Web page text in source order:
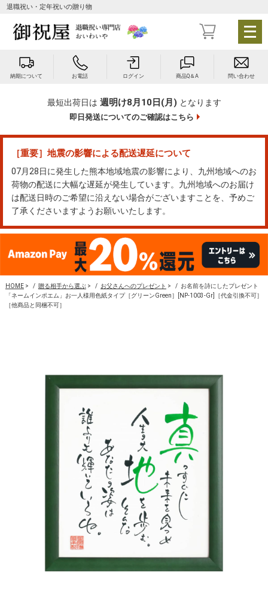
メ
ニ
ー
を
退職祝い・定年祝いの贈り物
納期について お電話 ログイン 商品Q＆A 問い合わせ
最短出荷日は 週明け8月10日(月) となります
即日発送についてのご確認はこちら
［重要］地震の影響による配送遅延について
07月28日に発生した熊本地域地震の影響により、九州地域へのお
荷物の配送に大幅な遅延が発生しています。九州地域へのお届け
は配送日時のご希望に沿えない場合がございますことを、予めご
了承くださいますようお願いいたします。
HOME> 贈る相手から選ぶ> お父さんへのプレゼント >
お名前を詩にしたプレゼント
「ネームインポエム」お一人様用色紙タイプ［グリーンGreen］[NP-1003-Gr]［代金引換不可］
［他商品と同梱不可］